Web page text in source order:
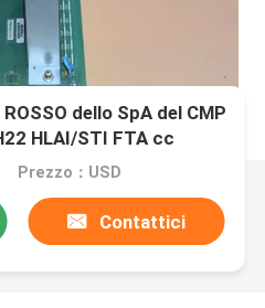
dello SpA del CMP
HLAI/STI FTA cc
Prezzo：USD
Contattici